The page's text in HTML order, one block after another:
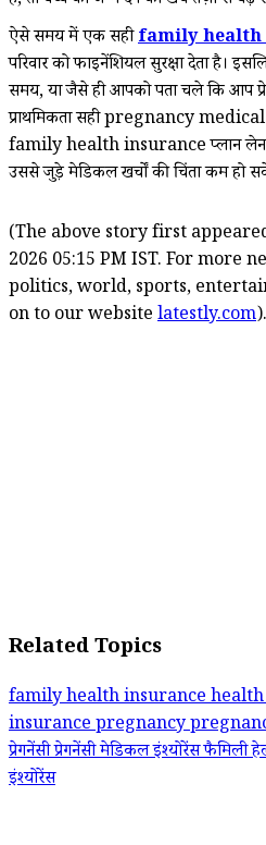
ऐसे समय में एक सहीfamily health
परिवार को फाइनेंशियल सुरक्षा देता है।
समय, या जैसे ही आपको पता चले कि आप
प्राथमिकता सही pregnancy
family health insurance प्लान लेना
उससे जुड़े मेडिकल खर्चों की चिंता कम हो
(The above story first
2026 05:15 PM IST. For more
politics, world, sports,
on to our website latestly.com).
Related Topics
family health insurance
insurancepregnancy
प्रेगनेंसीप्रेगनेंसी मेडिकल इंश्योरेंसफैमिली
इंश्योरेंस